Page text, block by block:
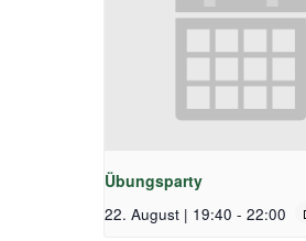
Übungsparty
22. August | 19:40 - 22:00